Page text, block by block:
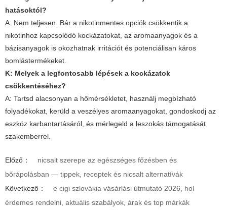
hatásoktól?
A: Nem teljesen. Bár a nikotinmentes opciók csökkentik a
nikotinhoz kapcsolódó kockázatokat, az aromaanyagok és a
bázisanyagok is okozhatnak irritációt és potenciálisan káros
bomlástermékeket.
K: Melyek a legfontosabb lépések a kockázatok
csökkentéséhez?
A: Tartsd alacsonyan a hőmérsékletet, használj megbízható
folyadékokat, kerüld a veszélyes aromaanyagokat, gondoskodj az
eszköz karbantartásáról, és mérlegeld a leszokás támogatását
szakemberrel.
Előző：
nicsalt szerepe az egészséges főzésben és
bőrápolásban — tippek, receptek és nicsalt alternatívák
Következő：
e cigi szlovákia vásárlási útmutató 2026, hol
érdemes rendelni, aktuális szabályok, árak és top márkák